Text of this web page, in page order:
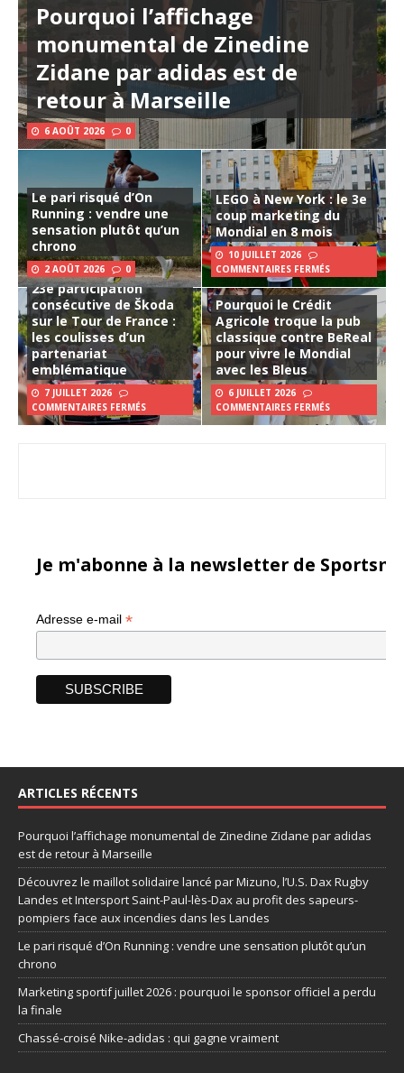
Pourquoi l’affichage
monumental de Zinedine
Zidane par adidas est de
retour à Marseille
6 AOÛT 2026 0
Le pari risqué d’On
Running : vendre une
sensation plutôt qu’un
chrono
2 AOÛT 2026 0
LEGO à New York : le 3e
coup marketing du
Mondial en 8 mois
10 JUILLET 2026
COMMENTAIRES FERMÉS
23e participation
consécutive de Škoda
sur le Tour de France :
les coulisses d’un
partenariat
emblématique
7 JUILLET 2026
COMMENTAIRES FERMÉS
Pourquoi le Crédit
Agricole troque la pub
classique contre BeReal
pour vivre le Mondial
avec les Bleus
6 JUILLET 2026
COMMENTAIRES FERMÉS
Je m'abonne à la newsletter de
Adresse e-mail *
ARTICLES RÉCENTS
Pourquoi l’affichage monumental de Zinedine Zidane par adidas
est de retour à Marseille
Découvrez le maillot solidaire lancé par Mizuno, l’U.S. Dax Rugby
Landes et Intersport Saint-Paul-lès-Dax au profit des sapeurs-
pompiers face aux incendies dans les Landes
Le pari risqué d’On Running : vendre une sensation plutôt qu’un
chrono
Marketing sportif juillet 2026 : pourquoi le sponsor officiel a perdu
la finale
Chassé-croisé Nike-adidas : qui gagne vraiment